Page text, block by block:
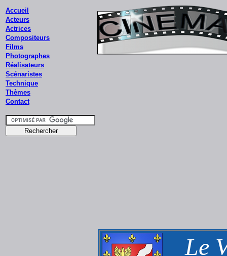
Accueil
Acteurs
Actrices
Compositeurs
Films
Photographes
Réalisateurs
Scénaristes
Technique
Thèmes
Contact
Le